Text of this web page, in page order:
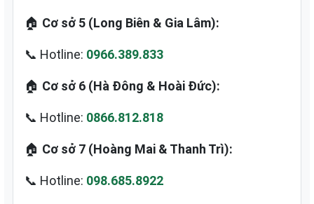
🏠 Cơ sở 5 (Long Biên & Gia Lâm):
📞 Hotline: 0966.389.833
🏠 Cơ sở 6 (Hà Đông & Hoài Đức):
📞 Hotline: 0866.812.818
🏠 Cơ sở 7 (Hoàng Mai & Thanh Trì):
📞 Hotline: 098.685.8922